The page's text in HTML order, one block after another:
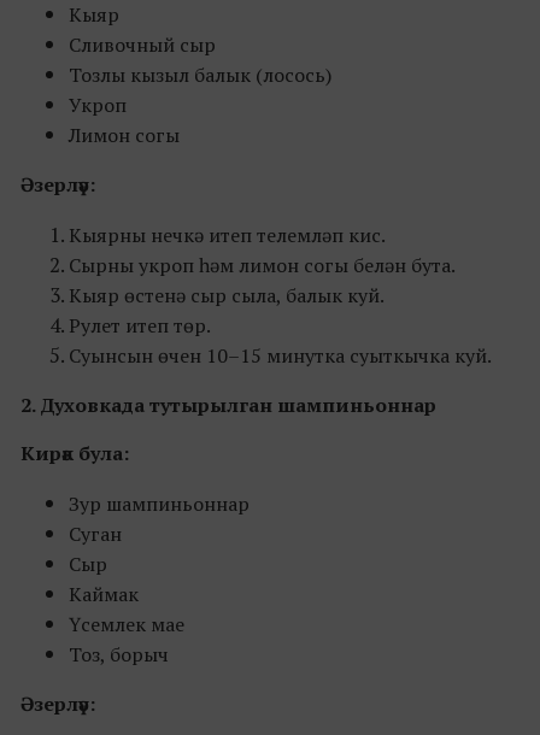
Кыяр
Сливочный сыр
Тозлы кызыл балык (лосось)
Укроп
Лимон согы
Әзерләү:
Кыярны нечкә итеп телемләп кис.
Сырны укроп һәм лимон согы белән бута.
Кыяр өстенә сыр сыла, балык куй.
Рулет итеп төр.
Суынсын өчен 10–15 минутка суыткычка куй.
2. Духовкада тутырылган шампиньоннар
Кирәк була:
Зур шампиньоннар
Суган
Сыр
Каймак
Үсемлек мае
Тоз, борыч
Әзерләү: